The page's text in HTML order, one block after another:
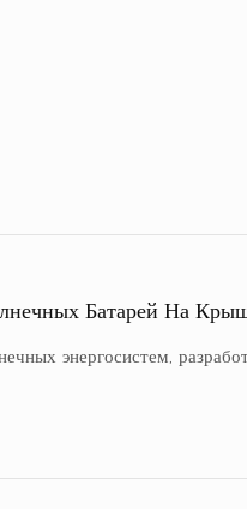
Батарей На
энергосистем,